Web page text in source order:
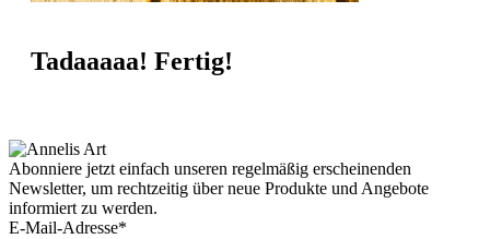
Tadaaaaa! Fertig!
Abonniere jetzt einfach unseren regelmäßig erscheinenden
Newsletter, um rechtzeitig über neue Produkte und Angebote
informiert zu werden.
E-Mail-Adresse*